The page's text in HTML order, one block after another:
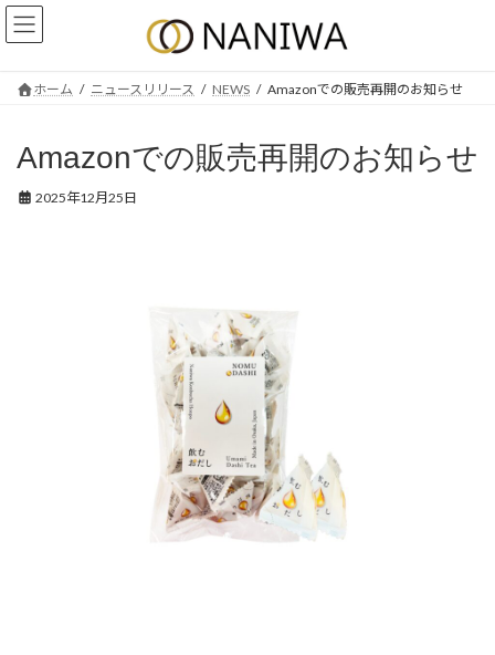
コ
ン
ナ
ビ
ホーム ニュースリリース NEWS Amazonでの販売再開のお知らせ
Amazonでの販売再開のお知らせ
2025年12月25日